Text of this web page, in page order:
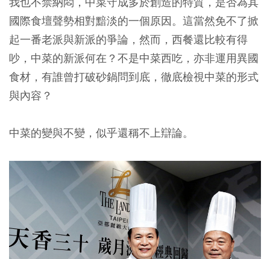
國際食壇聲勢相對黯淡的一個原因。這當然免不了掀
起一番老派與新派的爭論，然而，西餐還比較有得
吵，中菜的新派何在？不是中菜西吃，亦非運用異國
食材，有誰曾打破砂鍋問到底，徹底檢視中菜的形式
與內容？
中菜的變與不變，似乎還稱不上辯論。